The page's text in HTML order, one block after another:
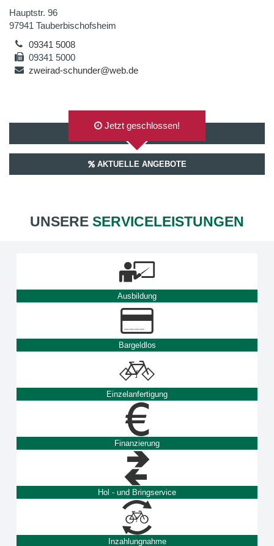
Hauptstr. 96
97941 Tauberbischofsheim
09341 5008
09341 5000
zweirad-schunder@web.de
AUF GOOGLEMAPS ANZEIGEN
Jetzt geschlossen!
AKTUELLE ANGEBOTE
UNSERE SERVICELEISTUNGEN
Ausbildung
Bargeldlos
Einzelanfertigung
Finanzierung
Hol - und Bringservice
Inzahlungnahme